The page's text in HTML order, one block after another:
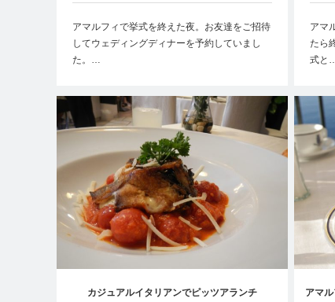
【RESTAURANT SANTA CATERINA】
アマルフィで挙式を終えた夜。お友達をご招待
してウェディングディナーを予約していまし
た。…
アマ
たら
式と
カジュアルイタリアンでピッツアランチ アマ